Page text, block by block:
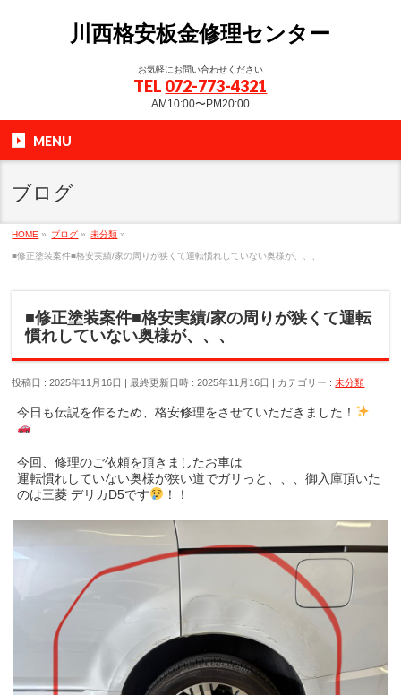
川西格安板金修理センター
お気軽にお問い合わせください
TEL 072-773-4321
AM10:00〜PM20:00
MENU
ブログ
HOME » ブログ » 未分類 »
■修正塗装案件■格安実績/家の周りが狭くて運転慣れしていない奥様が、、、
■修正塗装案件■格安実績/家の周りが狭くて運転
慣れしていない奥様が、、、
投稿日 : 2025年11月16日 最終更新日時 : 2025年11月16日 カテゴリー :未分類
今日も伝説を作るため、格安修理をさせていただきました！
今回、修理のご依頼を頂きましたお車は
運転慣れしていない奥様が狭い道でガリっと、、、御入庫頂いた
のは三菱 デリカD5です
！！